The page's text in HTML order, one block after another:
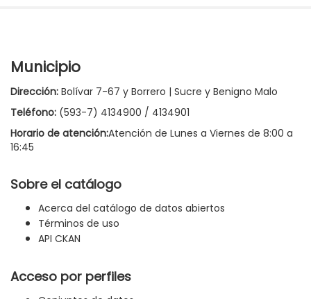
Municipio
Dirección: Bolívar 7-67 y Borrero | Sucre y Benigno Malo
Teléfono: (593-7) 4134900 / 4134901
Horario de atención:Atención de Lunes a Viernes de 8:00 a
16:45
Sobre el catálogo
Acerca del catálogo de datos abiertos
Términos de uso
API CKAN
Acceso por perfiles